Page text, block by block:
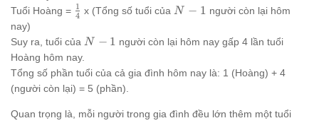
Tuổi Hoàng = \frac{1}
4
1 x (Tổng số tuổi của N-
N − 1 người còn lại hôm
nay)
Suy ra, tuổi của N-
N − 1 người còn lại hôm nay gấp 4 lần tuổi
Hoàng hôm nay.
Tổng số phần tuổi của cả gia đình hôm nay là: 1 (Hoàng) + 4
(người còn lại) = 5 (phần).
Quan trọng là, mỗi người trong gia đình đều lớn thêm một tuổi